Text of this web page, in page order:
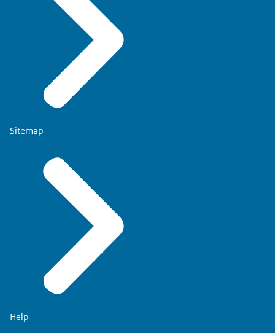
Sitemap
Help